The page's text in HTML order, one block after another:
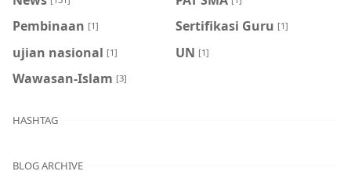
Pembinaan [1] Sertifikasi Guru [1]
ujian nasional [1] UN [1]
Wawasan-Islam [3]
HASHTAG
BLOG ARCHIVE